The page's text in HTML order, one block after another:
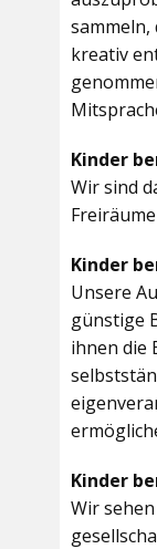
sammeln,
kreativ
Kinder
Wir sind
Kinder
Unsere
günstige
ihnen die
Kinder
Wir